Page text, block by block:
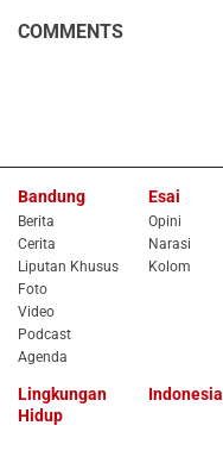
COMMENTS
Bandung
Berita
Cerita
Liputan Khusus
Foto
Video
Podcast
Agenda
Esai
Opini
Narasi
Kolom
Lingkungan
Hidup
Indonesia